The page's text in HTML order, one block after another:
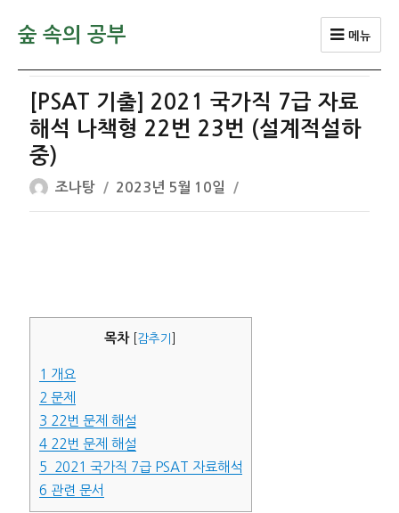
숲 속의 공부 메뉴
[PSAT 기출] 2021 국가직 7급 자료
해석 나책형 22번 23번 (설계적설하
중)
글
쓴
조나탕
작
성
2023년 5월 10일
목차 감추기
1 개요
2 문제
3 22번 문제 해설
422번 문제 해설
5 2021 국가직 7급 PSAT 자료해석
6 관련 문서